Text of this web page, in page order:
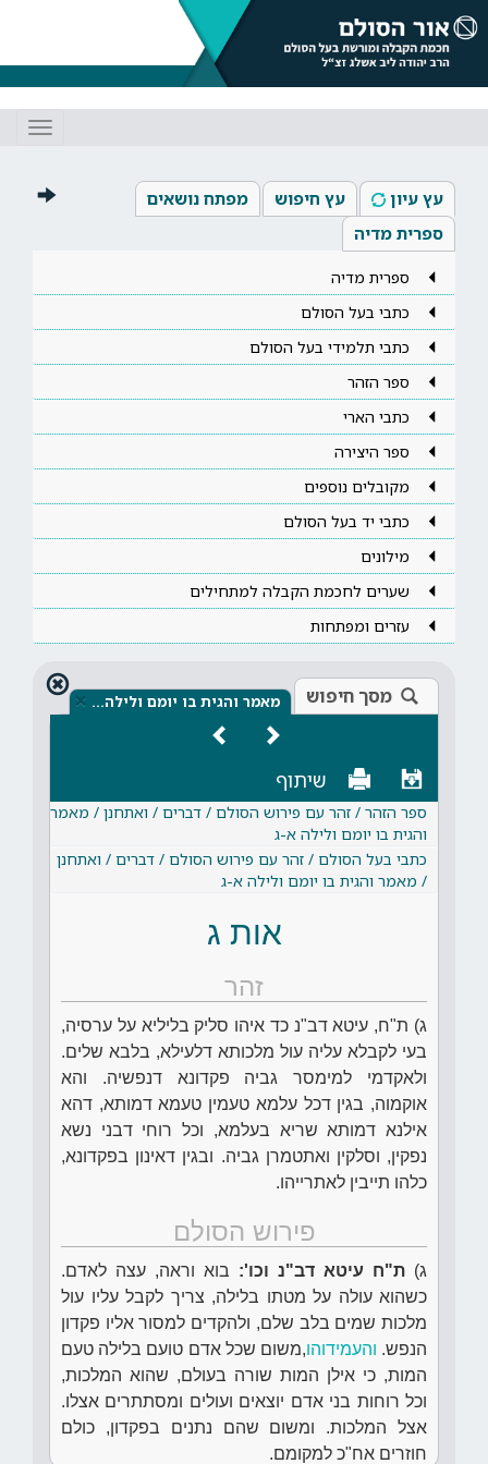
עץ עיון עץ חיפוש
מפתח נושאים
ספרית מדיה
ספרית מדיה
כתבי בעל הסולם
כתבי תלמידי בעל הסולם
ספר הזהר
כתבי הארי
ספר היצירה
מקובלים נוספים
כתבי יד בעל הסולם
מילונים
שערים לחכמת הקבלה למתחילים
עזרים ומפתחות
מסך חיפוש מאמר והגית בו יומם ולילה… ×
שיתוף
ספר הזהר / זהר עם פירוש הסולם / דברים / ואתחנן / מאמר
והגית בו יומם ולילה א-ג
כתבי בעל הסולם / זהר עם פירוש הסולם / דברים / ואתחנן
/ מאמר והגית בו יומם ולילה א-ג
אות ג
זהר
ג) ת"ח, עיטא דב"נ כד איהו סליק בליליא על ערסיה,
בעי לקבלא עליה עול מלכותא דלעילא, בלבא שלים.
ולאקדמי למימסר גביה פקדונא דנפשיה. והא
אוקמוה, בגין דכל עלמא טעמין טעמא דמותא, דהא
אילנא דמותא שריא בעלמא, וכל רוחי דבני נשא
נפקין, וסלקין ואתטמרן גביה. ובגין דאינון בפקדונא,
כלהו תייבין לאתרייהו.
פירוש הסולם
ג) ת"ח עיטא דב"נ וכו': בוא וראה, עצה לאדם.
כשהוא עולה על מטתו בלילה, צריך לקבל עליו עול
מלכות שמים בלב שלם, ולהקדים למסור אליו פקדון
הנפש. והעמידוהו,משום שכל אדם טועם בלילה טעם
המות, כי אילן המות שורה בעולם, שהוא המלכות,
וכל רוחות בני אדם יוצאים ועולים ומסתתרים אצלו.
אצל המלכות. ומשום שהם נתנים בפקדון, כולם
חוזרים אח"כ למקומם.